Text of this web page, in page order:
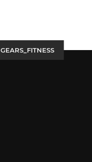
GEARS_FITNESS